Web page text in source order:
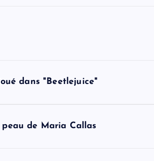
dans "Beetlejuice"
de Maria Callas